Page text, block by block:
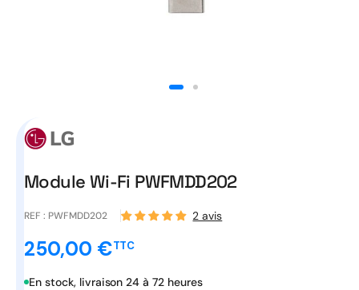
dans
une
fenêtre
Module Wi-Fi PWFMDD202
REF : PWFMDD202 2 avis
Prix
promotionnel
250,00 €TTC
En stock, livraison 24 à 72 heures